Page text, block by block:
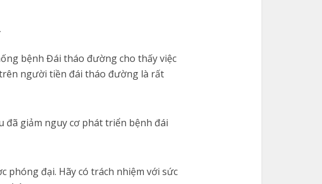
bệnh Đái tháo đường cho thấy việc
người tiền đái tháo đường là rất
đã giảm nguy cơ phát triển bệnh đái
phóng đại. Hãy có trách nhiệm với sức